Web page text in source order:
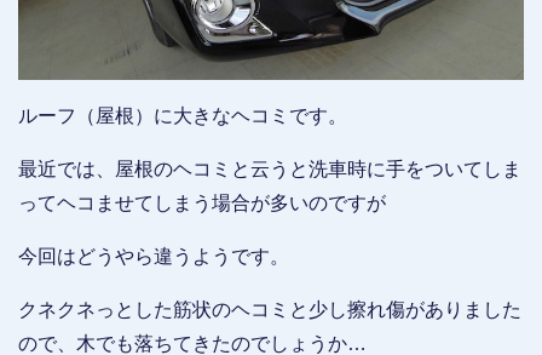
ルーフ（屋根）に大きなヘコミです。
最近では、屋根のヘコミと云うと洗車時に手をついてしま
ってヘコませてしまう場合が多いのですが
今回はどうやら違うようです。
クネクネっとした筋状のヘコミと少し擦れ傷がありました
ので、木でも落ちてきたのでしょうか…